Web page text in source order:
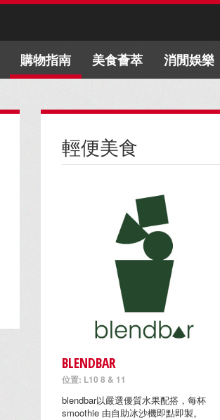
購物指南 美食薈萃 消閒娛樂
輕便美食
BLENDBAR
位置: L10 8 & 11
blendbar以嚴選優質水果配搭，每杯
smoothie 由自助冰沙機即點即製。